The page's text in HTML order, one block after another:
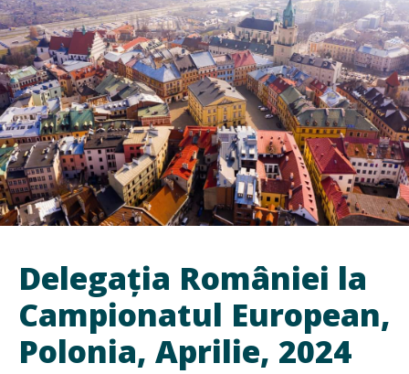
Delegația României la
Campionatul European,
Polonia, Aprilie, 2024